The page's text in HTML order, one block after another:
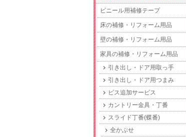
ビニール用補修テープ
床の補修・リフォーム用品
壁の補修・リフォーム用品
家具の補修・リフォーム用品
引き出し・ドア用取っ手
引き出し・ドア用つまみ
ビス追加サービス
カントリー金具・丁番
スライド丁番(蝶番)
全かぶせ